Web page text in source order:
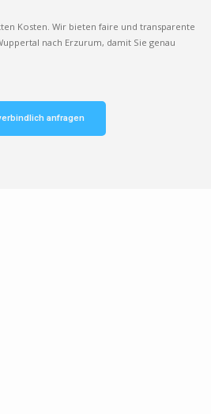
Kosten. Wir bieten faire und transparente
nach Erzurum, damit Sie genau
anfragen